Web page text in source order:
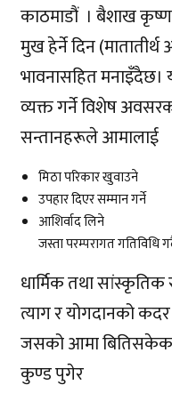
काठमाडौं । बैशाख
मुख हेर्ने दिन (मातातीर्थ
भावनासहित मनाइँदैछ।
व्यक्त गर्ने विशेष
सन्तानहरूले आमालाई
मिठा परिकार खुवाउने
उपहार दिएर सम्मान गर्ने
आशिर्वाद लिने
जस्ता परम्परागत गतिविधि
धार्मिक तथा
त्याग र योगदानको
जसको आमा
कुण्डपुगेर